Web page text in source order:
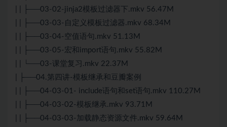
| | ├──03-02-jinja2模板过滤器下.mkv 56.47M
| | ├──03-03-自定义模板过滤器.mkv 68.34M
| | ├──03-04-空值语句.mkv 51.13M
| | ├──03-05-宏和import语句.mkv 55.82M
| | └──03-课堂复习.mkv 22.37M
| ├──04.第四讲-模板继承和豆瓣案例
| | ├──04-03-01- include语句和set语句.mkv 110.27M
| | ├──04-03-02-模板继承.mkv 93.71M
| | ├──04-03-03-加载静态资源文件.mkv 59.64M